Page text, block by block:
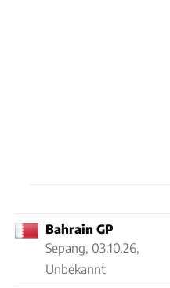
Bahrain GP
Sepang, 03.10.26,
Unbekannt